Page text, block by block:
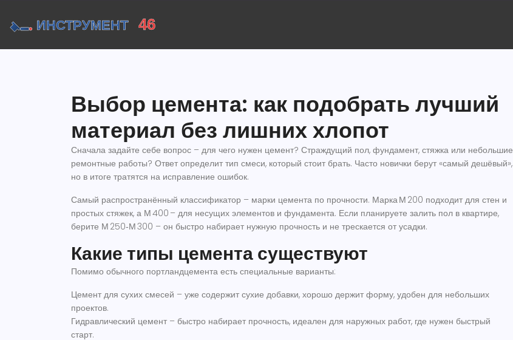
Выбор цемента: как подобрать лучший
материал без лишних хлопот
Сначала задайте себе вопрос – для чего нужен цемент? Страждущий пол, фундамент, стяжка или небольшие
ремонтные работы? Ответ определит тип смеси, который стоит брать. Часто новички берут «самый дешёвый»,
но в итоге тратятся на исправление ошибок.
Самый распространённый классификатор – марки цемента по прочности. Марка М 200 подходит для стен и
простых стяжек, а М 400 – для несущих элементов и фундамента. Если планируете залить пол в квартире,
берите М 250‑М 300 – он быстро набирает нужную прочность и не трескается от усадки.
Какие типы цемента существуют
Помимо обычного портландцемента есть специальные варианты:
Цемент для сухих смесей – уже содержит сухие добавки, хорошо держит форму, удобен для небольших
проектов.
Гидравлический цемент – быстро набирает прочность, идеален для наружных работ, где нужен быстрый
старт.